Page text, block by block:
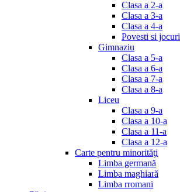
Clasa a 2-a
Clasa a 3-a
Clasa a 4-a
Povesti si jocuri
Gimnaziu
Clasa a 5-a
Clasa a 6-a
Clasa a 7-a
Clasa a 8-a
Liceu
Clasa a 9-a
Clasa a 10-a
Clasa a 11-a
Clasa a 12-a
Carte pentru minorităţi
Limba germană
Limba maghiară
Limba rromani